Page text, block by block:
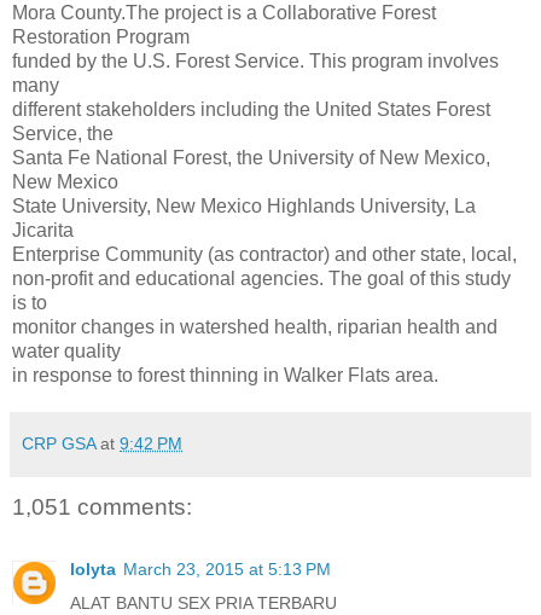
Mora County.The project is a Collaborative Forest
Restoration Program
funded by the U.S. Forest Service. This program involves
many
different stakeholders including the United States Forest
Service, the
Santa Fe National Forest, the University of New Mexico,
New Mexico
State University, New Mexico Highlands University, La
Jicarita
Enterprise Community (as contractor) and other state, local,
non-profit and educational agencies. The goal of this study
is to
monitor changes in watershed health, riparian health and
water quality
in response to forest thinning in Walker Flats area.
CRP GSA at 9:42 PM
1,051 comments:
lolyta March 23, 2015 at 5:13 PM
ALAT BANTU SEX PRIA TERBARU